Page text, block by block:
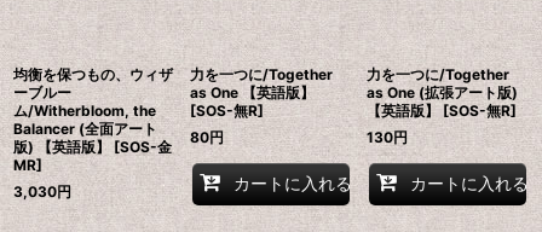
均衡を保つもの、ウィザ
ーブルー
ム/Witherbloom, the
Balancer (全面アート
版) 【英語版】 [SOS-金
MR]
3,030円
力を一つに/Together
as One 【英語版】
[SOS-無R]
80円
カートに入れる
力を一つに/Together
as One (拡張アート版)
【英語版】 [SOS-無R]
130円
カートに入れる